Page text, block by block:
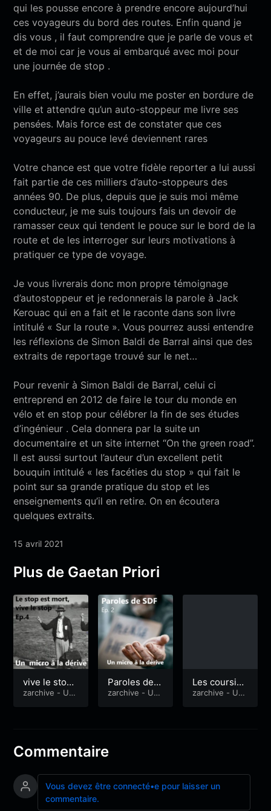
qui les pousse encore à prendre encore aujourd’hui
ces voyageurs du bord des routes. Enfin quand je
dis vous , il faut comprendre que je parle de vous et
et de moicar je vous ai embarqué avec moi pour
une journée de stop .
En effet, j’aurais bien voulu me poster en bordure de
ville et attendre qu’un auto-stoppeur me livre ses
pensées. Mais force est de constater queces
voyageurs au pouce levé deviennent rares
Votre chance est que votre fidèle reporter a lui aussi
fait partie de ces milliers d’auto-stoppeurs des
années 90. De plus,depuis que je suis moi même
conducteur, je me suis toujours fais un devoir de
ramasser ceux qui tendent le pouce sur le bord de la
route et de les interroger sur leurs motivations à
pratiquer ce type de voyage.
Je vous livrerais donc mon propre témoignage
d’autostoppeur et je redonnerais la parole à Jack
Kerouac qui en a fait et le raconte dans son livre
intitulé « Sur la route ». Vous pourrez aussi entendre
les réflexions de Simon Baldi de Barral ainsi que des
extraits de reportage trouvé sur le net…
Pour revenir à Simon Baldi de Barral, celui ci
entreprend en 2012 de faire le tour du monde en
vélo et en stop pour célébrer la fin de ses études
d’ingénieur . Cela donnera par la suite un
documentaire et un site internet“On the green road”.
Il est aussi surtout l’auteur d’un excellent petit
bouquin intitulé « les facéties du stop » qui fait le
point sur sa grande pratique du stop et les
enseignements qu’il en retire. On en écoutera
quelques extraits.
15 avril 2021
Plus de Gaetan Priori
vive le stop,
le stop est m
zarchive - Un
Paroles de S
DF Ep. 2
zarchive - Un
Les coursier
s d’Ubereats
zarchive - Un
Commentaire
Vous devez être connecté•e pour laisser un
commentaire.